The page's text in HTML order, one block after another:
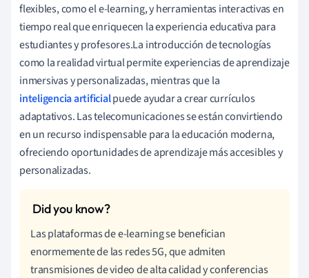
flexibles, como el e-learning, y herramientas interactivas en
tiempo real que enriquecen la experiencia educativa para
estudiantes y profesores.La introducción de tecnologías
como la realidad virtual permite experiencias de aprendizaje
inmersivas y personalizadas, mientras que la
inteligencia artificialpuede ayudar a crear currículos
adaptativos. Las telecomunicaciones se están convirtiendo
en un recurso indispensable para la educación moderna,
ofreciendo oportunidades de aprendizaje más accesibles y
personalizadas.
Las plataformas de e-learning se benefician
enormemente de las redes 5G, que admiten
transmisiones de video de alta calidad y conferencias